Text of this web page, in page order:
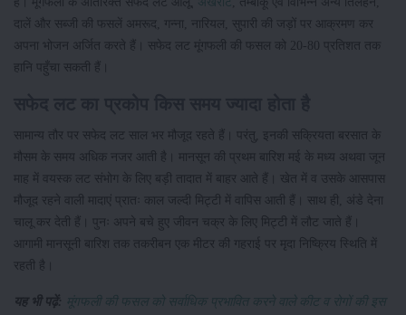
दालें और सब्जी की फसलें अमरूद, गन्ना, नारियल, सुपारी की जड़ों पर आक्रमण कर
अपना भोजन अर्जित करते हैं। सफेद लट मूंगफली की फसल को 20-80 प्रतिशत तक
हानि पहुँचा सकती हैं।
सामान्य तौर पर सफेद लट साल भर मौजूद रहते हैं। परंतु, इनकी सक्रियता बरसात के
मौसम के समय अधिक नजर आती है। मानसून की प्रथम बारिश मई के मध्य अथवा जून
माह में वयस्क लट संभोग के लिए बड़ी तादात में बाहर आते हैं। खेत में व उसके आसपास
मौजूद रहने वाली मादाएं प्रातः काल जल्दी मिट्टी में वापिस आती हैं। साथ ही, अंडे देना
चालू कर देती हैं। पुनः अपने बचे हुए जीवन चक्र के लिए मिट्टी में लौट जाते हैं।
आगामी मानसूनी बारिश तक तकरीबन एक मीटर की गहराई पर मृदा निष्क्रिय स्थिति में
रहती है।
यह भी पढ़ें: मूंगफली की फसल को सर्वाधिक प्रभावित करने वाले कीट व रोगों की इस